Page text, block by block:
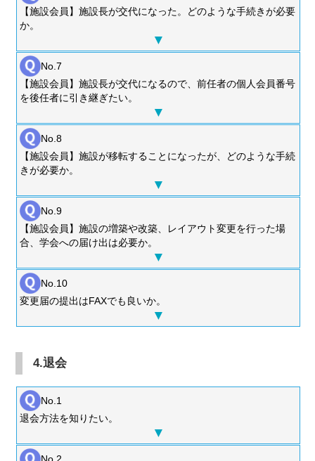
【施設会員】施設長が交代になった。どのような手続きが必要
か。
No.7
【施設会員】施設長が交代になるので、前任者の個人会員番号
を後任者に引き継ぎたい。
No.8
【施設会員】施設が移転することになったが、どのような手続
きが必要か。
No.9
【施設会員】施設の増築や改築、レイアウト変更を行った場
合、学会への届け出は必要か。
No.10
変更届の提出はFAXでも良いか。
4.退会
No.1
退会方法を知りたい。
No.2